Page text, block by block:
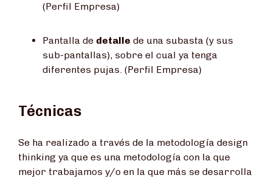
(Perfil Empresa)
Pantalla de detalle de una subasta (y sus
sub-pantallas), sobre el cual ya tenga
diferentes pujas. (Perfil Empresa)
Técnicas
Se ha realizado a través de la metodología design
thinking ya que es una metodología con la que
mejor trabajamos y/o en la que más se desarrolla